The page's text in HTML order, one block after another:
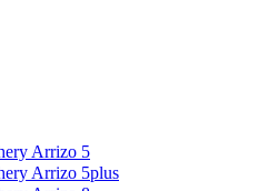
Arrizo 5
Arrizo 5plus